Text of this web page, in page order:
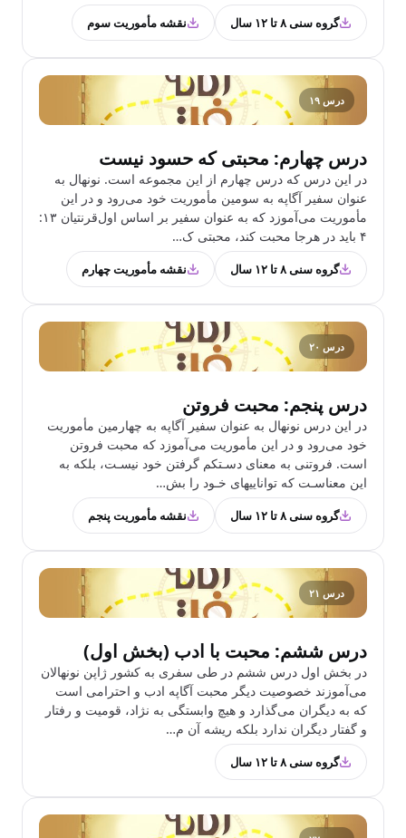
گروه سنی ۸ تا ۱۲ سال نقشه مأموریت سوم
درس ۱۹
درس چهارم: محبتی که حسود نیست
در این درس که درس چهارم از این مجموعه است. نونهال به
عنوان سفیر آگاپه به سومین مأموریت خود می‌رود و در این
مأموریت می‌آموزد که به عنوان سفیر بر اساس اول‌قرنتیان ۱۳:
۴ باید در هرجا محبت کند، محبتی ک…
گروه سنی ۸ تا ۱۲ سال نقشه مأموریت چهارم
درس ۲۰
درس پنجم: محبت فروتن
در این درس نونهال به عنوان سفیر آگاپه به چهارمین مأموریت
خود می‌رود و در این مأموریت می‌آموزد که محبت فروتن
است. فروتنی به معنای دسـتکم گرفتن خود نیسـت، بلکه به
این معناسـت که تواناییهای خـود را بش…
گروه سنی ۸ تا ۱۲ سال نقشه مأموریت پنجم
درس ۲۱
درس ششم: محبت با ادب (بخش اول)
در بخش اول درس ششم در طی سفری به کشور ژاپن نونهالان
می‌آموزند خصوصیت دیگر محبت آگاپه ادب و احترامی است
که به دیگران می‌گذارد و هیچ وابستگی به نژاد، قومیت و رفتار
و گفتار دیگران ندارد بلکه ریشه آن م…
گروه سنی ۸ تا ۱۲ سال